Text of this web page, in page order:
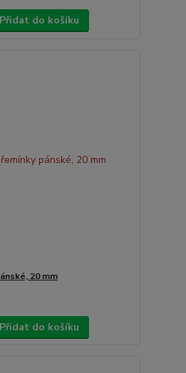
Přidat do košíku
20 mm
Přidat do košíku